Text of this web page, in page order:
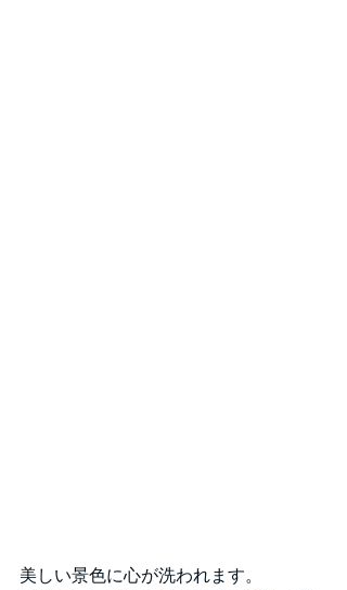
美しい景色に心が洗われます。